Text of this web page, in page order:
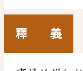
釋 義